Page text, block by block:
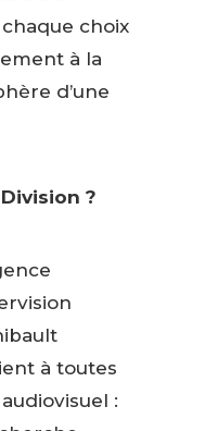
choix
à la
d’une
?
à toutes
: